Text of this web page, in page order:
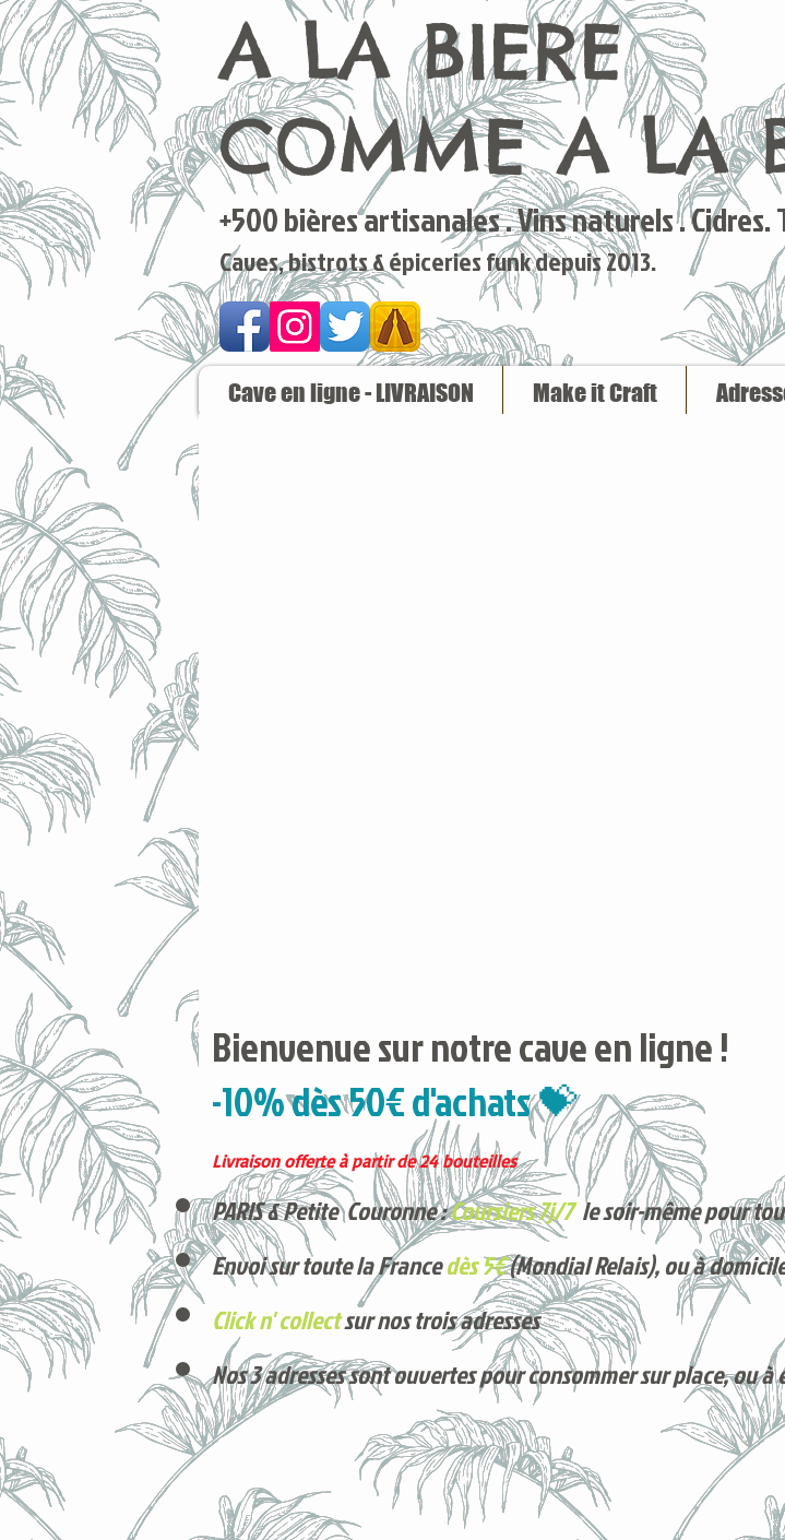
+500 bières artisanales . Vins naturels . Cidres.
Caves, bistrots & épiceries funk depuis 2013.
A LA BIERE
COMME A LA
Cave en ligne - LIVRAISON Make it Craft
Bienvenue sur notre cave en ligne !
-10% dès 50€ d'achats 💝
Livraison offerte à partir de 24 bouteilles
PARIS & Petite Couronne :Coursiers 7j/7le soir-même pour
Envoi sur toute la Francedès 5€(Mondial Relais), ou à
Click n' collectsur nos trois adresses
Nos 3 adresses sont ouvertes pour consommer sur place, ou à
Voici nos derniers arrivages !
Produits phares